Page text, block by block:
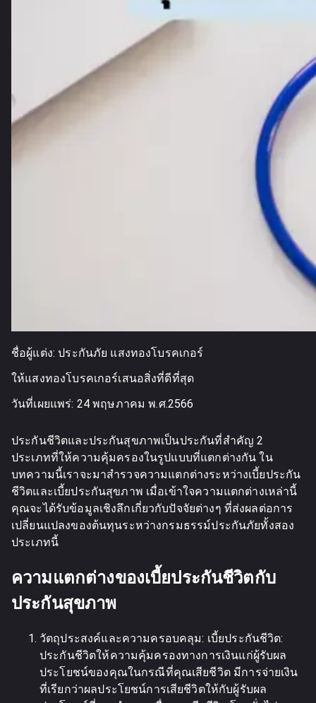
ชื่อผู้แต่ง:ประกันภัย แสงทองโบรคเกอร์
ให้แสงทองโบรคเกอร์เสนอสิ่งที่ดีที่สุด
วันที่เผยแพร่: 24 พฤษภาคม พ.ศ.2566
ประกันชีวิตและประกันสุขภาพเป็นประกันที่สำคัญ 2
ประเภทที่ให้ความคุ้มครองในรูปแบบที่แตกต่างกัน ใน
บทความนี้เราจะมาสำรวจความแตกต่างระหว่างเบี้ยประกัน
ชีวิตและเบี้ยประกันสุขภาพ เมื่อเข้าใจความแตกต่างเหล่านี้
คุณจะได้รับข้อมูลเชิงลึกเกี่ยวกับปัจจัยต่างๆ ที่ส่งผลต่อการ
เปลี่ยนแปลงของต้นทุนระหว่างกรมธรรม์ประกันภัยทั้งสอง
ประเภทนี้
ความแตกต่างของเบี้ยประกันชีวิตกับ
ประกันสุขภาพ
วัตถุประสงค์และความครอบคลุม: เบี้ยประกันชีวิต:
ประกันชีวิตให้ความคุ้มครองทางการเงินแก่ผู้รับผล
ประโยชน์ของคุณในกรณีที่คุณเสียชีวิต มีการจ่ายเงิน
ที่เรียกว่าผลประโยชน์การเสียชีวิตให้กับผู้รับผล